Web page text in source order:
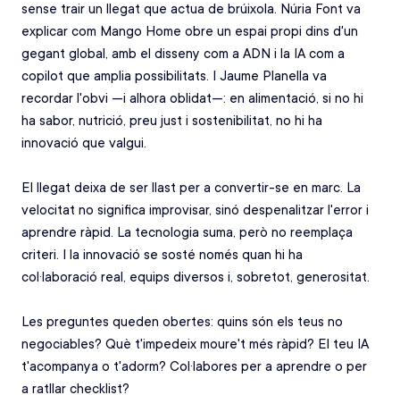
sense trair un llegat que actua de brúixola. Núria Font va
explicar com Mango Home obre un espai propi dins d'un
gegant global, amb el disseny com a ADN i la IA com a
copilot que amplia possibilitats. I Jaume Planella va
recordar l'obvi —i alhora oblidat—: en alimentació, si no hi
ha sabor, nutrició, preu just i sostenibilitat, no hi ha
innovació que valgui.
El llegat deixa de ser llast per a convertir-se en marc. La
velocitat no significa improvisar, sinó despenalitzar l'error i
aprendre ràpid. La tecnologia suma, però no reemplaça
criteri. I la innovació se sosté només quan hi ha
col·laboració real, equips diversos i, sobretot, generositat.
Les preguntes queden obertes: quins són els teus no
negociables? Què t'impedeix moure't més ràpid? El teu IA
t'acompanya o t'adorm? Col·labores per a aprendre o per
a ratllar checklist?